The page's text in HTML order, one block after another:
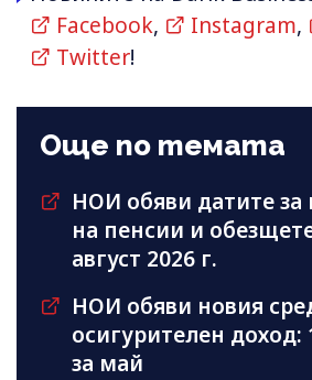
Facebook, Instagram,
Twitter!
Още по темата
НОИ обяви датите
на пенсии и
август 2026 г.
НОИ обяви новия
осигурителен доход:
за май